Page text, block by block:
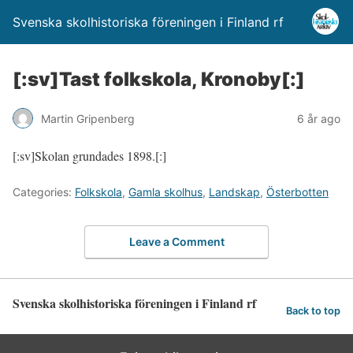
Svenska skolhistoriska föreningen i Finland rf
[:sv]Tast folkskola, Kronoby[:]
Martin Gripenberg 6 år ago
[:sv]Skolan grundades 1898.[:]
Categories: Folkskola, Gamla skolhus, Landskap, Österbotten
Leave a Comment
Svenska skolhistoriska föreningen i Finland rf Back to top